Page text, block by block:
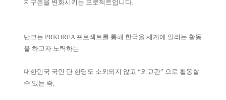
지구촌을 변화시키는 프로젝트입니다.
반크는 PRKOREA 프로젝트를 통해 한국을 세계에 알리는 활동
을 하고자 노력하는
대한민국 국민 단 한명도 소외되지 않고 “외교관” 으로 활동할
수 있는 즉,